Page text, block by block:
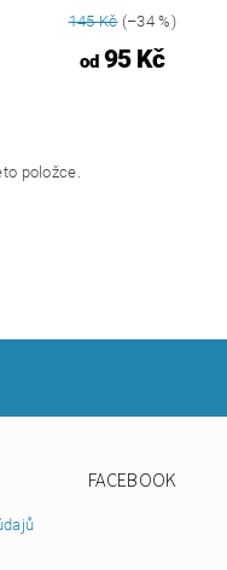
145 Kč(–34 %)
od95 Kč
položce.
FACEBOOK